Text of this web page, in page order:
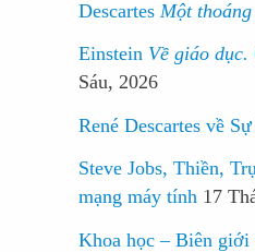
Descartes Một thoáng
Einstein Về giáo dục.
Sáu, 2026
René Descartes về
Steve Jobs, Thiền,
mạng máy tính 17
Khoa học – Biên giới